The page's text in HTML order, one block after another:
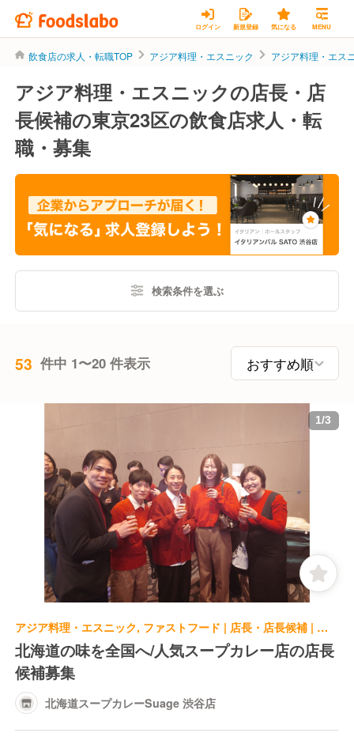
ログイン 新規登録 気になる MENU
飲食店の求人・転職TOP アジア料理・エスニック アジア料理・エス
アジア料理・エスニックの店長・店
長候補の東京23区の飲食店求人・転
職・募集
検索条件を選ぶ
53 件中 1〜20 件表示
1/3
アジア料理・エスニック, ファストフード | 店長・店長候補 | 北海道スープカレーSuage 渋谷店
北海道の味を全国へ/人気スープカレー店の店長
候補募集
北海道スープカレーSuage 渋谷店